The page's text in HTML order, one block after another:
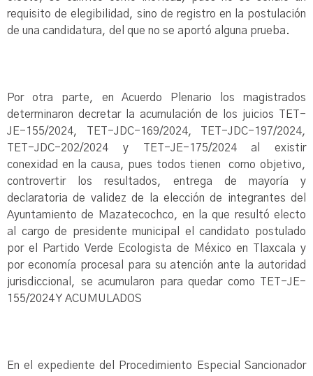
requisito de elegibilidad, sino de registro en la postulación
de una candidatura, del que no se aportó alguna prueba.
Por otra parte, en Acuerdo Plenario los magistrados
determinaron decretar la acumulación de los juicios TET-
JE-155/2024, TET-JDC-169/2024, TET-JDC-197/2024,
TET-JDC-202/2024 y TET-JE-175/2024 al existir
conexidad en la causa, pues todos tienen como objetivo,
controvertir los resultados, entrega de mayoría y
declaratoria de validez de la elección de integrantes del
Ayuntamiento de Mazatecochco, en la que resultó electo
al cargo de presidente municipal el candidato postulado
por el Partido Verde Ecologista de México en Tlaxcala y
por economía procesal para su atención ante la autoridad
jurisdiccional, se acumularon para quedar como TET-JE-
155/2024 Y ACUMULADOS
En el expediente del Procedimiento Especial Sancionador